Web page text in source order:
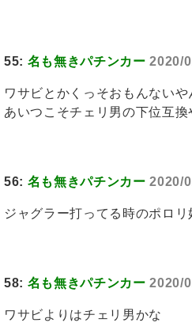
55: 名も無きパチンカー 2020/
ワサビとかくっそおもんないや
あいつこそチェリ男の下位互換
56: 名も無きパチンカー 2020/
ジャグラー打ってる時のポロリ
58: 名も無きパチンカー 2020/
ワサビよりはチェリ男かな